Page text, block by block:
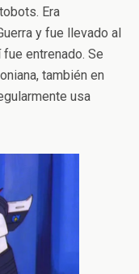
Era
y fue llevado al
entrenado. Se
también en
usa